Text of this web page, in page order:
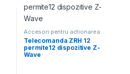
Accesori pentru actionarea
electrica
Telecomanda ZRH 12
permite12 dispozitive Z-
Wave